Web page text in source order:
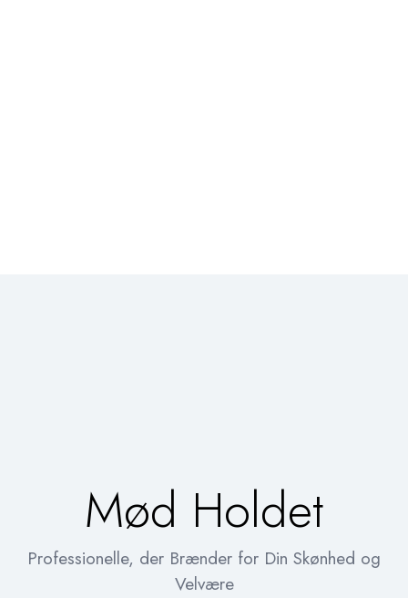
Mød Holdet
Professionelle, der Brænder for Din Skønhed og
Velvære